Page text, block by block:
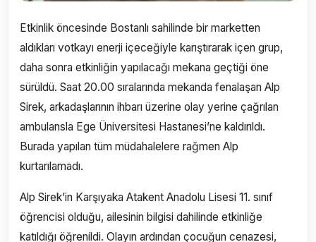
Etkinlik öncesinde Bostanlı sahilinde bir marketten
aldıkları votkayı enerji içeceğiyle karıştırarak içen grup,
daha sonra etkinliğin yapılacağı mekana geçtiği öne
sürüldü. Saat 20.00 sıralarında mekanda fenalaşan Alp
Sirek, arkadaşlarının ihbarı üzerine olay yerine çağrılan
ambulansla Ege Üniversitesi Hastanesi’ne kaldırıldı.
Burada yapılan tüm müdahalelere rağmen Alp
kurtarılamadı.
Alp Sirek’in Karşıyaka Atakent Anadolu Lisesi 11. sınıf
öğrencisi olduğu, ailesinin bilgisi dahilinde etkinliğe
katıldığı öğrenildi. Olayın ardından çocuğun cenazesi,